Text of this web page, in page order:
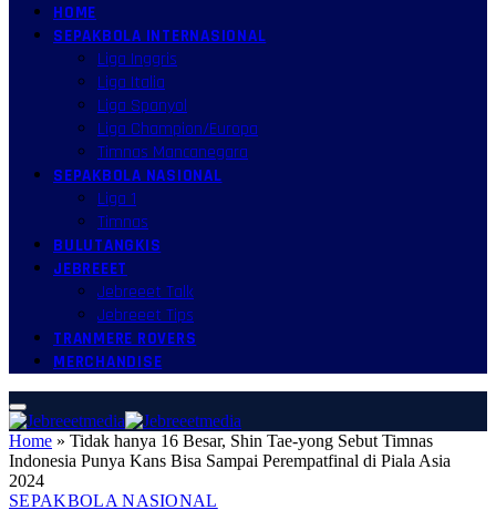
HOME
SEPAKBOLA INTERNASIONAL
Liga Inggris
Liga Italia
Liga Spanyol
Liga Champion/Europa
Timnas Mancanegara
SEPAKBOLA NASIONAL
Liga 1
Timnas
BULUTANGKIS
JEBREEET
Jebreeet Talk
Jebreeet Tips
TRANMERE ROVERS
MERCHANDISE
Home » Tidak hanya 16 Besar, Shin Tae-yong Sebut Timnas
Indonesia Punya Kans Bisa Sampai Perempatfinal di Piala Asia
2024
SEPAKBOLA NASIONAL